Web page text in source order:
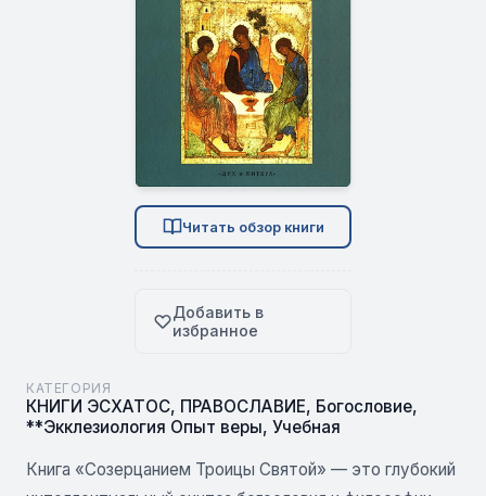
Читать обзор книги
Добавить в
избранное
КАТЕГОРИЯ
КНИГИ ЭСХАТОС, ПРАВОСЛАВИЕ, Богословие,
**Экклезиология Опыт веры, Учебная
Книга «Созерцанием Троицы Святой» — это глубокий